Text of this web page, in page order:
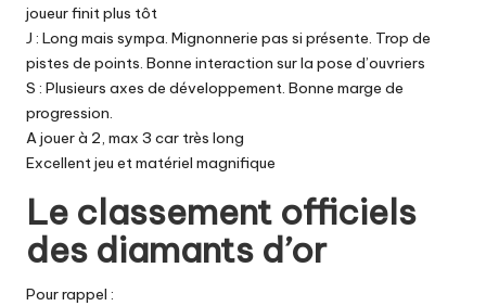
joueur finit plus tôt
J : Long mais sympa. Mignonnerie pas si présente. Trop de
pistes de points. Bonne interaction sur la pose d’ouvriers
S : Plusieurs axes de développement. Bonne marge de
progression.
A jouer à 2, max 3 car très long
Excellent jeu et matériel magnifique
Le classement officiels
des diamants d’or
Pour rappel :